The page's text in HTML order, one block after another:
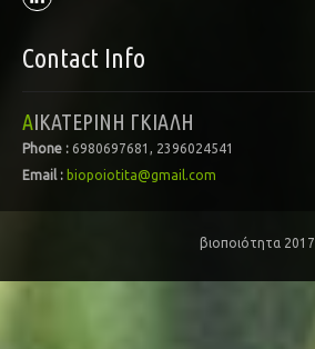
Contact Info
ΑΙΚΑΤΕΡΙΝΗ ΓΚΙΑΛΗ
Phone : 6980697681, 2396024541
Email : biopoiotita@gmail.com
βιοποιότητα 2017